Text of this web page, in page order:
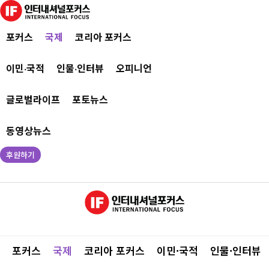
포커스 국제 코리아 포커스
이민·국적 인물·인터뷰 오피니언
글로벌라이프 포토뉴스
동영상뉴스
후원하기
포커스 국제 코리아 포커스 이민·국적 인물·인터뷰